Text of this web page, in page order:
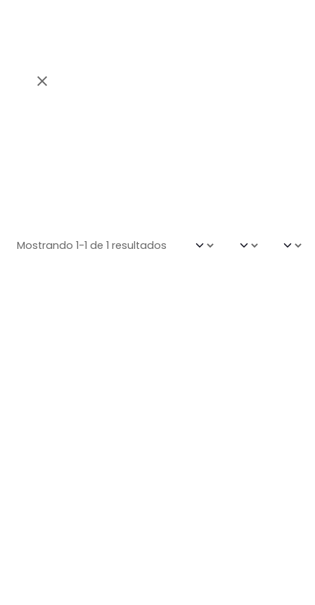
Mostrando 1-1 de 1 resultados